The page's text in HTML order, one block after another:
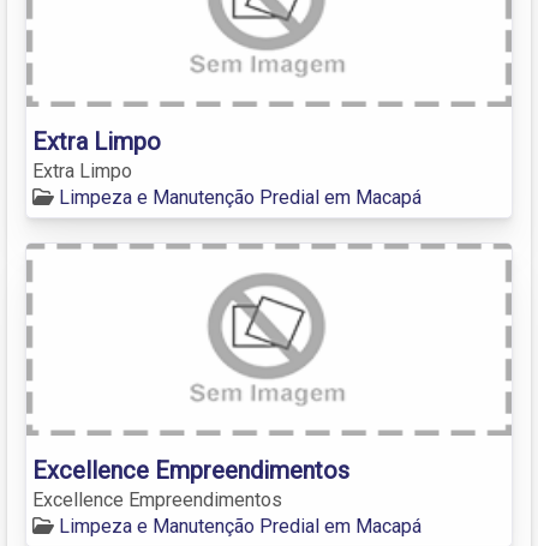
Extra Limpo
Extra Limpo
Limpeza e Manutenção Predial em Macapá
Excellence Empreendimentos
Excellence Empreendimentos
Limpeza e Manutenção Predial em Macapá